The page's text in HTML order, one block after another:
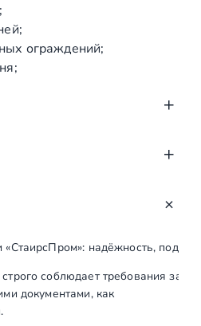
ограждений;
Кол-во
надёжность,
соблюдает требования
документами, как